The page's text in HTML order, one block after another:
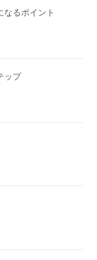
るポイント
ップ